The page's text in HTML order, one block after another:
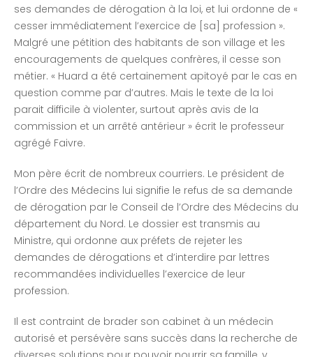
ses demandes de dérogation à la loi, et lui ordonne de «
cesser immédiatement l’exercice de [sa] profession ».
Malgré une pétition des habitants de son village et les
encouragements de quelques confrères, il cesse son
métier. « Huard a été certainement apitoyé par le cas en
question comme par d’autres. Mais le texte de la loi
parait difficile à violenter, surtout après avis de la
commission et un arrêté antérieur » écrit le professeur
agrégé Faivre.
Mon père écrit de nombreux courriers. Le président de
l’Ordre des Médecins lui signifie le refus de sa demande
de dérogation par le Conseil de l’Ordre des Médecins du
département du Nord. Le dossier est transmis au
Ministre, qui ordonne aux préfets de rejeter les
demandes de dérogations et d’interdire par lettres
recommandées individuelles l’exercice de leur
profession.
Il est contraint de brader son cabinet à un médecin
autorisé et persévère sans succès dans la recherche de